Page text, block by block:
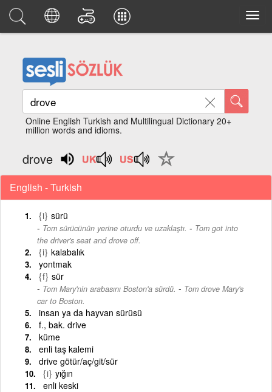
Online English Turkish and Multilingual Dictionary 20+
million words and idioms.
drove
English - Turkish
{i} sürü
Tom sürücünün yerine oturdu ve uzaklaştı. - Tom got into
the driver's seat and drove off.
{i} kalabalık
yontmak
{f} sür
Tom Mary'nin arabasını Boston'a sürdü. - Tom drove Mary's
car to Boston.
insan ya da hayvan sürüsü
f., bak. drive
küme
enli taş kalemi
drive götür/aç/git/sür
{i} yığın
enli keski